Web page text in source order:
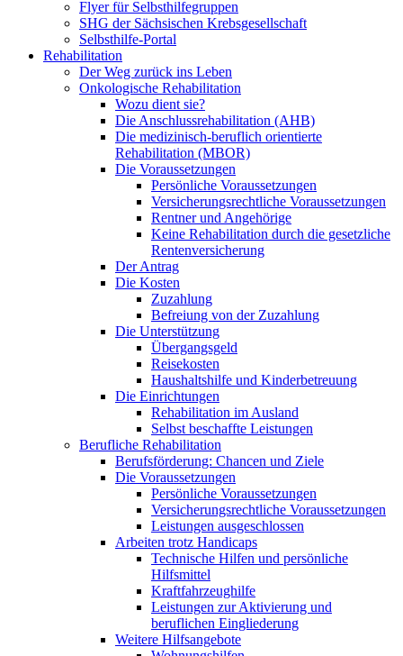
Flyer für Selbsthilfegruppen
SHG der Sächsischen Krebsgesellschaft
Selbsthilfe-Portal
Rehabilitation
Der Weg zurück ins Leben
Onkologische Rehabilitation
Wozu dient sie?
Die Anschlussrehabilitation (AHB)
Die medizinisch-beruflich orientierte
Rehabilitation (MBOR)
Die Voraussetzungen
Persönliche Voraussetzungen
Versicherungsrechtliche Voraussetzungen
Rentner und Angehörige
Keine Rehabilitation durch die gesetzliche
Rentenversicherung
Der Antrag
Die Kosten
Zuzahlung
Befreiung von der Zuzahlung
Die Unterstützung
Übergangsgeld
Reisekosten
Haushaltshilfe und Kinderbetreuung
Die Einrichtungen
Rehabilitation im Ausland
Selbst beschaffte Leistungen
Berufliche Rehabilitation
Berufsförderung: Chancen und Ziele
Die Voraussetzungen
Persönliche Voraussetzungen
Versicherungsrechtliche Voraussetzungen
Leistungen ausgeschlossen
Arbeiten trotz Handicaps
Technische Hilfen und persönliche
Hilfsmittel
Kraftfahrzeughilfe
Leistungen zur Aktivierung und
beruflichen Eingliederung
Weitere Hilfsangebote